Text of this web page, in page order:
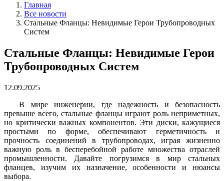
Главная
Все новости
Стальные Фланцы: Невидимые Герои Трубопроводных
Систем
Стальные Фланцы: Невидимые Герои
Трубопроводных Систем
12.09.2025
В мире инженерии, где надежность и безопасность
превыше всего, стальные фланцы играют роль неприметных,
но критически важных компонентов. Эти диски, кажущиеся
простыми по форме, обеспечивают герметичность и
прочность соединений в трубопроводах, играя жизненно
важную роль в бесперебойной работе множества отраслей
промышленности. Давайте погрузимся в мир стальных
фланцев, изучим их назначение, особенности и нюансы
выбора.